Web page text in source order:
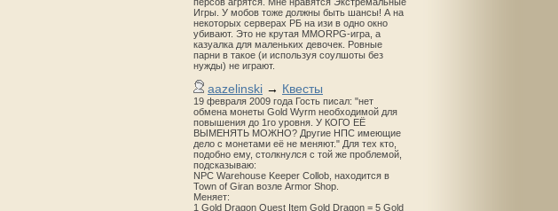
Игры. У мобов тоже должны быть шансы! А на
некоторых серверах РБ на изи в одно окно
убивают. Это не крутая MMORPG-игра, а
казуалка для маленьких девочек. Ровные
парни в такое (и используя соулшоты без
нужды) не играют.
aazelinski → Квесты
19 февраля 2009 года Гость писал: "нет
обмена монеты Gold Wyrm необходимой для
повышения до 1го уровня. У КОГО ЕЁ
ВЫМЕНЯТЬ МОЖНО? Другие НПС имеющие
дело с монетами её не меняют." Для тех кто,
подобно ему, столкнулся с той же проблемой,
подсказываю:
NPC Warehouse Keeper Collob, находится в
Town of Giran возле Armor Shop.
Меняет:
1 Gold Dragon Quest Item Gold Dragon = 5 Gold